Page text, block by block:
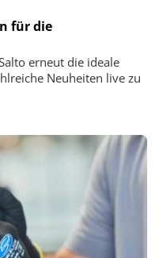
für die
erneut die ideale
Neuheiten live zu